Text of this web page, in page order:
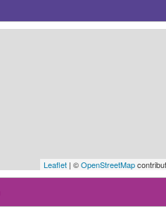
Leaflet | ©OpenStreetMap